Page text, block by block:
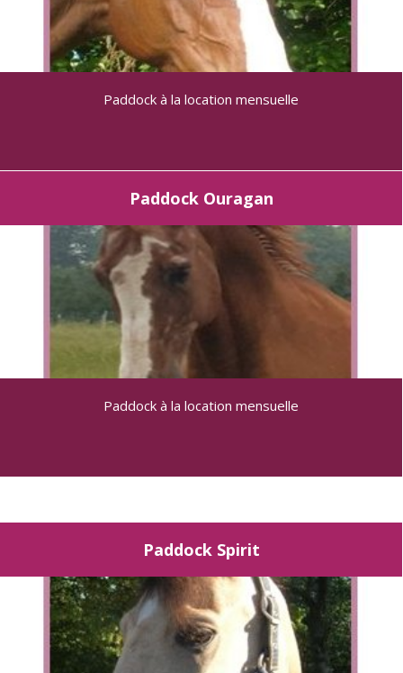
Paddock à la location mensuelle
Paddock Ouragan
Paddock à la location mensuelle
Paddock Spirit